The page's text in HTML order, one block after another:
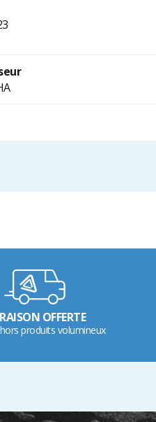
OFFERTE
produits volumineux